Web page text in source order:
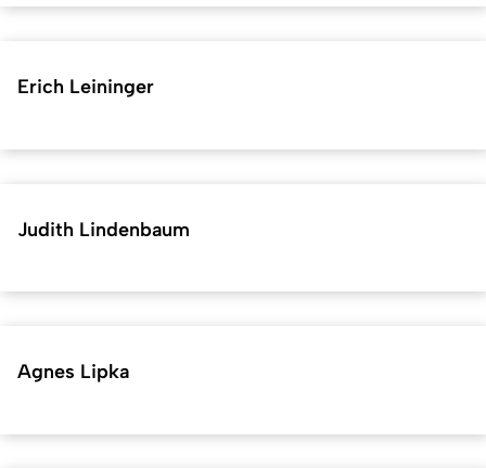
Erich Leininger
Judith Lindenbaum
Agnes Lipka